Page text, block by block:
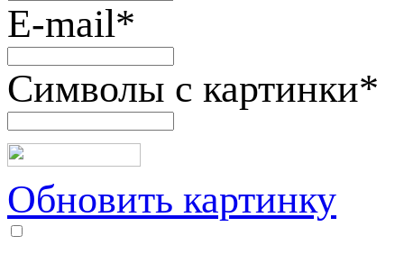
E-mail*
Символы с картинки*
Обновить картинку